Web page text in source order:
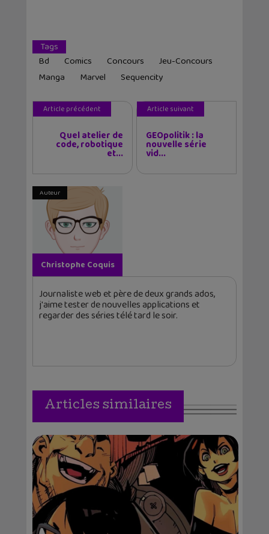
Tags
Bd
Comics Concours
Jeu-Concours
Manga
Marvel Sequencity
Article précédent
Quel atelier de
code, robotique
et...
Article suivant
GEOpolitik : la
nouvelle série
vid...
Auteur
Christophe Coquis
Journaliste web et père de deux grands ados,
j'aime tester de nouvelles applications et
regarder des séries télé tard le soir.
Articles similaires